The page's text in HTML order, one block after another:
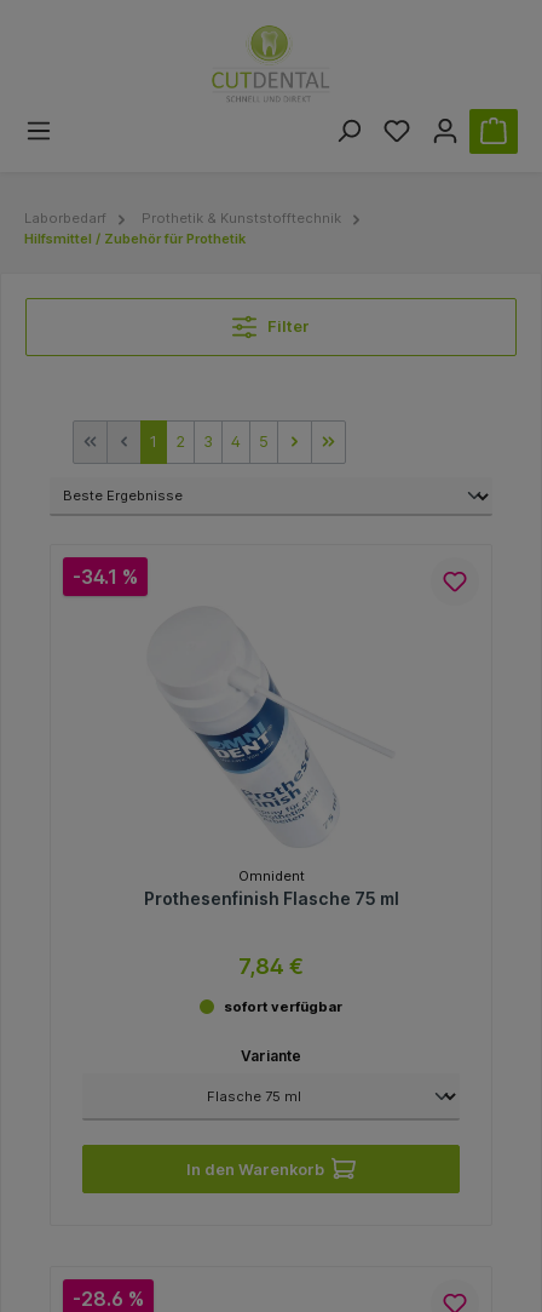
Laborbedarf
Prothetik & Kunststofftechnik
Hilfsmittel / Zubehör für Prothetik
Filter
1 2 3 4 5
-34.1 %
Omnident
Prothesenfinish Flasche 75 ml
7,84 €
sofort verfügbar
Variante
In den Warenkorb
-28.6 %